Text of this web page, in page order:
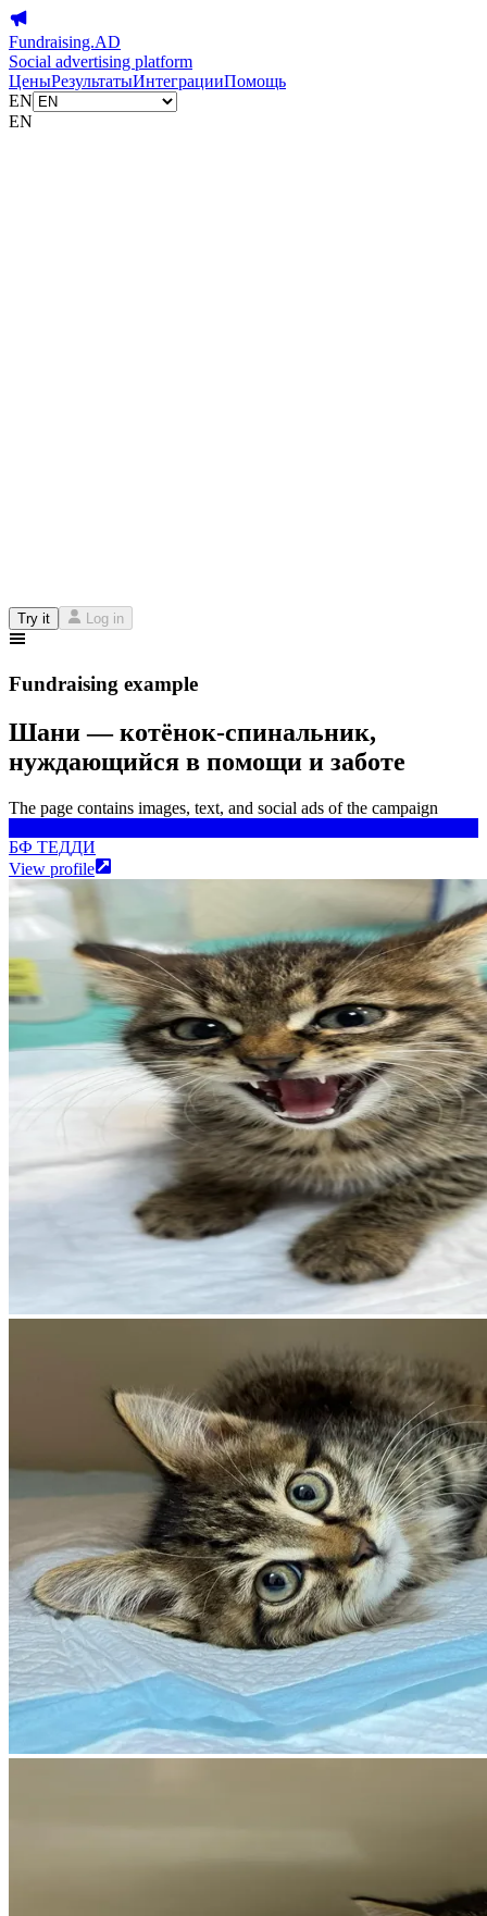
Fundraising.AD
Social advertising platform
ЦеныРезультатыИнтеграцииПомощь
EN
EN
Try it Log in
Fundraising example
Шани — котёнок-спинальник,
нуждающийся в помощи и заботе
The page contains images, text, and social ads of the campaign
БФ ТЕДДИ
View profile